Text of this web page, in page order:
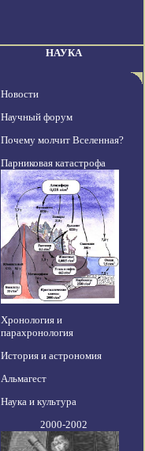
НАУКА
Новости
Научный форум
Почему молчит Вселенная?
Парниковая катастрофа
Хронология и
парахронология
История и астрономия
Альмагест
Наука и культура
2000-2002